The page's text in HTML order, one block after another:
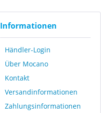
Informationen
Händler-Login
Über Mocano
Kontakt
Versandinformationen
Zahlungsinformationen